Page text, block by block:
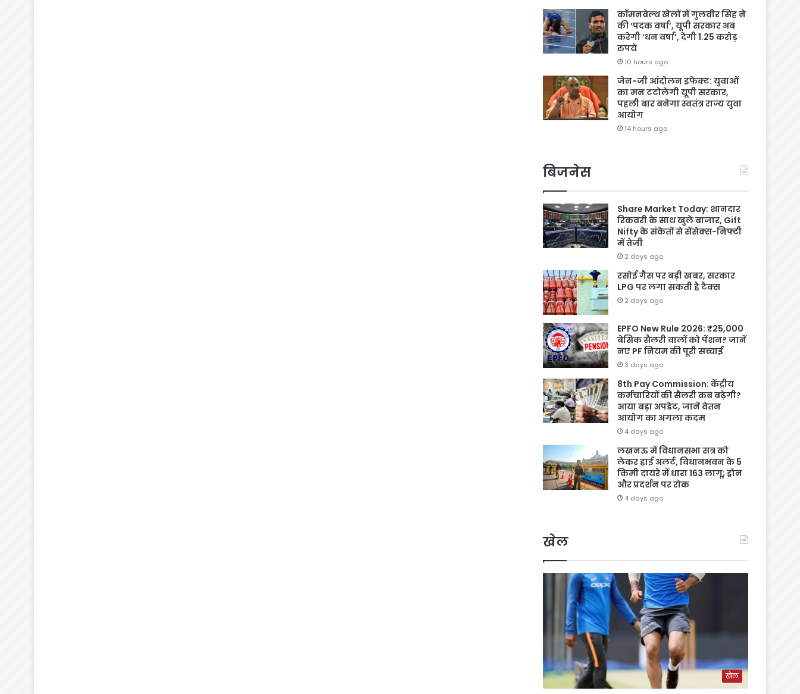
कॉमनवेल्थ खेलों में गुलवीर सिंह ने
की ‘पदक वर्षा’, यूपी सरकार अब
करेगी ‘धन वर्षा’, देगी 1.25 करोड़
रुपये
10 hours ago
जेन-जी आंदोलन इफेक्ट: युवाओं
का मन टटोलेगी यूपी सरकार,
पहली बार बनेगा स्वतंत्र राज्य युवा
आयोग
14 hours ago
बिजनेस
Share Market Today: शानदार
रिकवरी के साथ खुले बाजार, Gift
Nifty के संकेतों से सेंसेक्स-निफ्टी
में तेजी
2 days ago
रसोई गैस पर बड़ी खबर, सरकार
LPG पर लगा सकती है टैक्स
2 days ago
EPFO New Rule 2026: ₹25,000
बेसिक सैलरी वालों को पेंशन? जानें
नए PF नियम की पूरी सच्चाई
3 days ago
8th Pay Commission: केंद्रीय
कर्मचारियों की सैलरी कब बढ़ेगी?
आया बड़ा अपडेट, जानें वेतन
आयोग का अगला कदम
4 days ago
लखनऊ में विधानसभा सत्र को
लेकर हाई अलर्ट, विधानभवन के 5
किमी दायरे में धारा 163 लागू; ड्रोन
और प्रदर्शन पर रोक
4 days ago
खेल
खेल